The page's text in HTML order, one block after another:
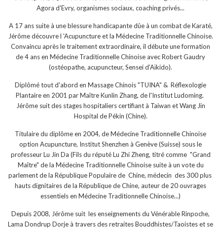
Agora d'Evry, organismes sociaux, coaching privés...
A 17 ans suite à une blessure handicapante dûe à un combat de Karaté,
Jérôme découvre l 'Acupuncture et la Médecine Traditionnelle Chinoise.
Convaincu après le traitement extraordinaire, il débute une formation
de 4 ans en Médecine Traditionnelle Chinoise avec Robert Gaudry
(ostéopathe, acupuncteur, Sensei d'Aïkido).
Diplômé tout d'abord en Massage Chinois "TUINA" & Réflexologie
Plantaire en 2001 par Maître Kunlin Zhang, de l'Institut Ludoming.
Jérôme suit des stages hospitaliers certifiant à Taiwan et Wang Jin
Hospital de Pékin (Chine).
Titulaire du diplôme en 2004, de Médecine Traditionnelle Chinoise
option Acupuncture, Institut Shenzhen à Genève (Suisse) sous le
professeur Lu Jin Da (Fils du réputé Lu Zhi Zheng, titré comme "Grand
Maître" de la Médecine Traditionnelle Chinoise suite à un vote du
parlement de la République Populaire de Chine, médecin des 300 plus
hauts dignitaires de la République de Chine, auteur de 20 ouvrages
essentiels en Médecine Traditionnelle Chinoise...)
Depuis 2008, Jérôme suit les enseignements du Vénérable Rinpoche,
Lama Dondrup Dorje à travers des retraites Bouddhistes/Taoistes et se